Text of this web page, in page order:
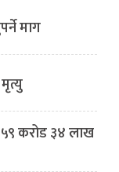
माग
करोड ३४ लाख